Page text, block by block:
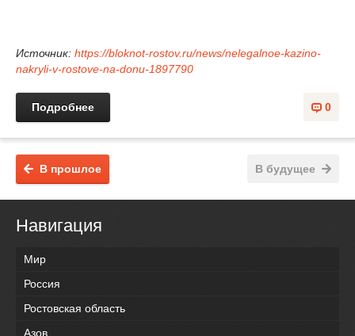
Источник: https://bloknot-rostov.ru/news/nelegalnoe-kazino-
nakryli-v-rostove-na-donu-1897790
0
Подробнее
В будущее
В прошлое
Навигация
Мир
Россия
Ростовская область
Азов